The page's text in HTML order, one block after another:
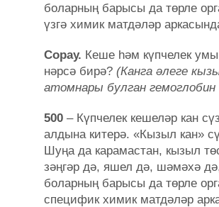
боларның барысы да төрле
үзгә химик матдәләр
Сорау. Кеше һәм күпчелек
нәрсә бирә? (Канга әлеге
атомнары булган гемоглобин
500 – Күпчелек кешеләр кан
алдына китерә. «Кызыл кан»
Шуңа да карамастан, кызыл
зәңгәр дә, яшел дә, шәмәхә
боларның барысы да төрле
специфик химик матдәләр